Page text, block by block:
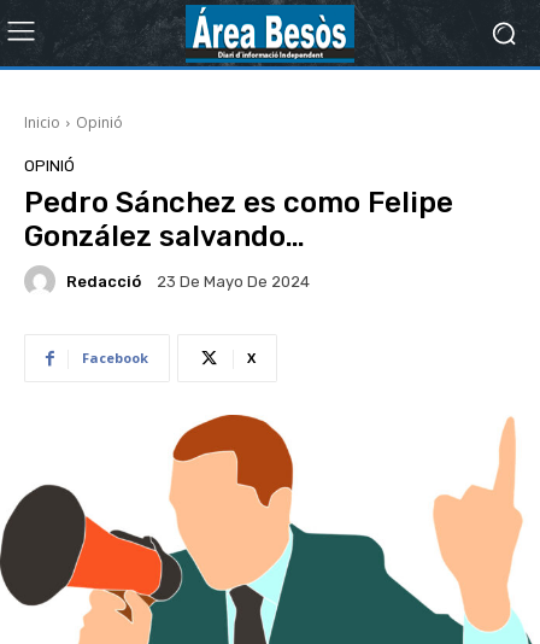
Inicio Opinió
OPINIÓ
Pedro Sánchez es como Felipe
González salvando…
Redacció 23 De Mayo De 2024
Facebook X